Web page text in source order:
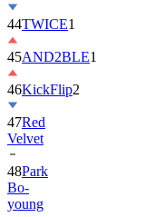
45AND2BLE
46KickFlip2
47Red
Velvet
48Park
Bo-
young
49Park